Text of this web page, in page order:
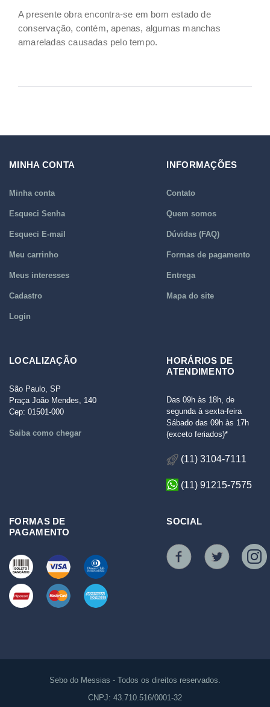
A presente obra encontra-se em bom estado de
conservação, contém, apenas, algumas manchas
amareladas causadas pelo tempo.
MINHA CONTA
Minha conta
Esqueci Senha
Esqueci E-mail
Meu carrinho
Meus interesses
Cadastro
Login
INFORMAÇÕES
Contato
Quem somos
Dúvidas (FAQ)
Formas de pagamento
Entrega
Mapa do site
LOCALIZAÇÃO
São Paulo, SP
Praça João Mendes, 140
Cep: 01501-000
Saiba como chegar
HORÁRIOS DE
ATENDIMENTO
Das 09h às 18h, de
segunda à sexta-feira
Sábado das 09h às 17h
(exceto feriados)*
(11) 3104-7111
(11) 91215-7575
FORMAS DE
PAGAMENTO
SOCIAL
Sebo do Messias - Todos os direitos reservados.
CNPJ: 43.710.516/0001-32